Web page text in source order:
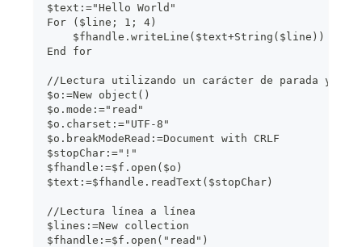
$text:="Hello World"
For ($line; 1; 4)
    $fhandle.writeLine($text+String($line))
End for
//Lectura utilizando un carácter de parada y un
$o:=New object()
$o.mode:="read"
$o.charset:="UTF-8"
$o.breakModeRead:=Document with CRLF
$stopChar:="!"
$fhandle:=$f.open($o)
$text:=$fhandle.readText($stopChar)
//Lectura línea a línea
$lines:=New collection
$fhandle:=$f.open("read")